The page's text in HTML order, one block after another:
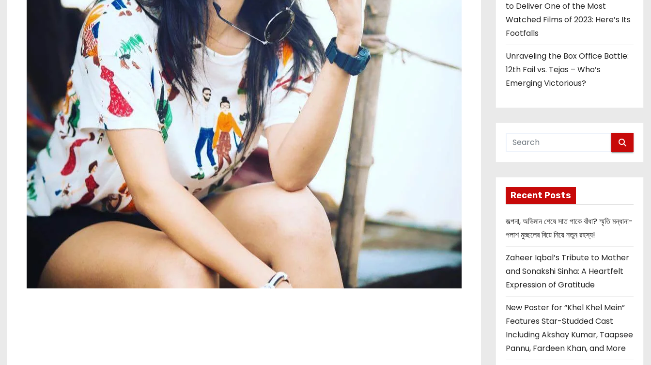
to Deliver One of the Most
Watched Films of 2023: Here’s Its
Footfalls
Unraveling the Box Office Battle:
12th Fail vs. Tejas – Who’s
Emerging Victorious?
Recent Posts
জল্পনা, অভিমান শেষে সাত পাকে বাঁধা? স্মৃতি মন্ধানা-
পলাশ মুচ্ছলের বিয়ে নিয়ে নতুন রহস্য!
Zaheer Iqbal’s Tribute to Mother
and Sonakshi Sinha: A Heartfelt
Expression of Gratitude
New Poster for “Khel Khel Mein”
Features Star-Studded Cast
Including Akshay Kumar, Taapsee
Pannu, Fardeen Khan, and More